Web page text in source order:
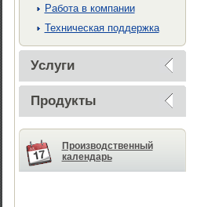
Работа в компании
Техническая поддержка
Услуги
Продукты
Производственный
календарь